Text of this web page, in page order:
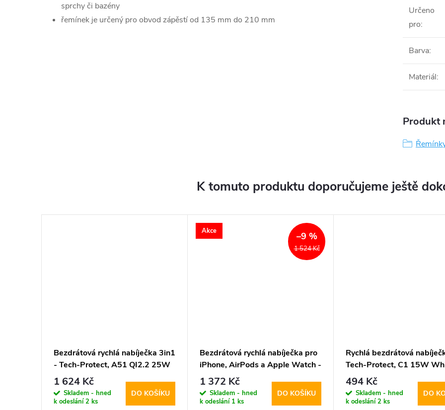
sprchy či bazény
řemínek je určený pro obvod zápěstí od 135 mm do 210 mm
Určeno
pro:
Barva:
Materiál:
Produkt
K tomuto produktu doporučujeme ještě
Bezdrátová rychlá nabíječka 3in1
- Tech-Protect, A51 QI2.2 25W
MagSafe Wireless Charger
White
1 624 Kč
Skladem - hned
k odeslání2 ks
DO KOŠÍKU
Akce
1 524 Kč
–9 %
Bezdrátová rychlá nabíječka pro
iPhone, AirPods a Apple Watch -
Ringke, QI2 MagSafe Wireless
Charger White
1 372 Kč
Skladem - hned
k odeslání 1 ks
DO KOŠÍKU
Rychlá bezdrátová
Tech-Protect, C1 15W
494 Kč
Skladem - hned
k odeslání2 ks
DO